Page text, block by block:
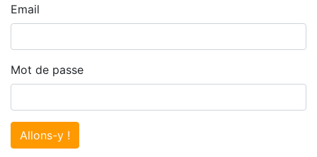
Email
Mot de passe
Allons-y !